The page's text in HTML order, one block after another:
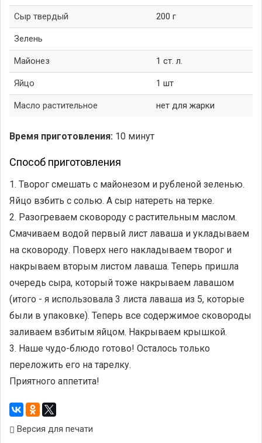
Сыр твердый 200 г
Зелень
Майонез 1 ст. л.
Яйцо 1 шт
Масло растительное нет для жарки
Время приготовления: 10 минут
Способ приготовления
1. Творог смешать с майонезом и рубленой зеленью.
Яйцо взбить с солью. А сыр натереть на терке.
2. Разогреваем сковороду с растительным маслом.
Смачиваем водой первый лист лаваша и укладываем
на сковороду. Поверх него накладываем творог и
накрываем вторым листом лаваша. Теперь пришла
очередь сыра, который тоже накрываем лавашом
(итого - я использовала 3 листа лаваша из 5, которые
были в упаковке). Теперь все содержимое сковороды
заливаем взбитым яйцом. Накрываем крышкой.
3. Наше чудо-блюдо готово! Осталось только
переложить его на тарелку.
Приятного аппетита!
Версия для печати